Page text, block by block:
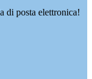
di posta elettronica!